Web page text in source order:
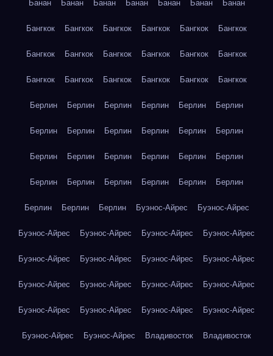
Банан Банан Банан Банан Банан Банан Банан
Бангкок Бангкок Бангкок Бангкок Бангкок Бангкок
Бангкок Бангкок Бангкок Бангкок Бангкок Бангкок
Бангкок Бангкок Бангкок Бангкок Бангкок Бангкок
Берлин Берлин Берлин Берлин Берлин Берлин
Берлин Берлин Берлин Берлин Берлин Берлин
Берлин Берлин Берлин Берлин Берлин Берлин
Берлин Берлин Берлин Берлин Берлин Берлин
Берлин Берлин Берлин Буэнос-Айрес Буэнос-Айрес
Буэнос-Айрес Буэнос-Айрес Буэнос-Айрес Буэнос-Айрес
Буэнос-Айрес Буэнос-Айрес Буэнос-Айрес Буэнос-Айрес
Буэнос-Айрес Буэнос-Айрес Буэнос-Айрес Буэнос-Айрес
Буэнос-Айрес Буэнос-Айрес Буэнос-Айрес Буэнос-Айрес
Буэнос-Айрес Буэнос-Айрес Владивосток Владивосток